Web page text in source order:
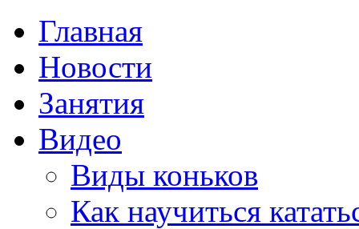
Главная
Новости
Занятия
Видео
Виды коньков
Как научиться